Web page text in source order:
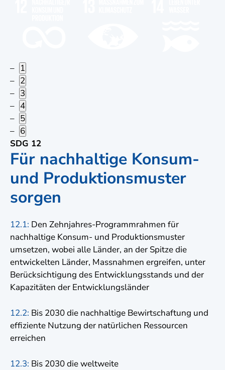
1
2
3
4
5
6
SDG 12
Für nachhaltige Konsum-
und Produktionsmuster
sorgen
12.1: Den Zehnjahres-Programmrahmen für
nachhaltige Konsum- und Produktionsmuster
umsetzen, wobei alle Länder, an der Spitze die
entwickelten Länder, Massnahmen ergreifen, unter
Berücksichtigung des Entwicklungsstands und der
Kapazitäten der Entwicklungsländer
12.2: Bis 2030 die nachhaltige Bewirtschaftung und
effiziente Nutzung der natürlichen Ressourcen
erreichen
12.3: Bis 2030 die weltweite